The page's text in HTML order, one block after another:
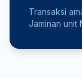
Transaksi
Jaminan unit